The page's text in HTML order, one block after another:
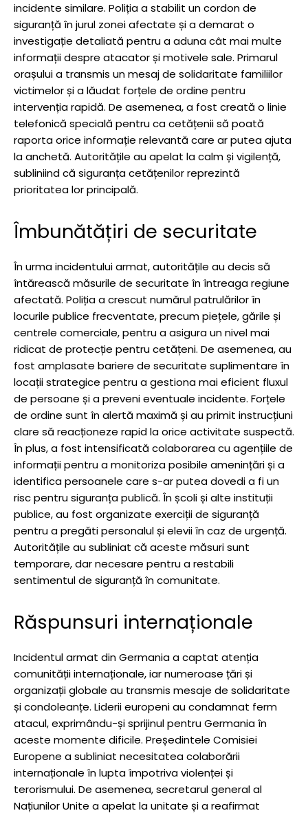
incidente similare. Poliția a stabilit un cordon de
siguranță în jurul zonei afectate și a demarat o
investigație detaliată pentru a aduna cât mai multe
informații despre atacator și motivele sale. Primarul
orașului a transmis un mesaj de solidaritate familiilor
victimelor și a lăudat forțele de ordine pentru
intervenția rapidă. De asemenea, a fost creată o linie
telefonică specială pentru ca cetățenii să poată
raporta orice informație relevantă care ar putea ajuta
la anchetă. Autoritățile au apelat la calm și vigilență,
subliniind că siguranța cetățenilor reprezintă
prioritatea lor principală.
Îmbunătățiri de securitate
În urma incidentului armat, autoritățile au decis să
întărească măsurile de securitate în întreaga regiune
afectată. Poliția a crescut numărul patrulărilor în
locurile publice frecventate, precum piețele, gările și
centrele comerciale, pentru a asigura un nivel mai
ridicat de protecție pentru cetățeni. De asemenea, au
fost amplasate bariere de securitate suplimentare în
locații strategice pentru a gestiona mai eficient fluxul
de persoane și a preveni eventuale incidente. Forțele
de ordine sunt în alertă maximă și au primit instrucțiuni
clare să reacționeze rapid la orice activitate suspectă.
În plus, a fost intensificată colaborarea cu agențiile de
informații pentru a monitoriza posibile amenințări și a
identifica persoanele care s-ar putea dovedi a fi un
risc pentru siguranța publică. În școli și alte instituții
publice, au fost organizate exerciții de siguranță
pentru a pregăti personalul și elevii în caz de urgență.
Autoritățile au subliniat că aceste măsuri sunt
temporare, dar necesare pentru a restabili
sentimentul de siguranță în comunitate.
Răspunsuri internaționale
Incidentul armat din Germania a captat atenția
comunității internaționale, iar numeroase țări și
organizații globale au transmis mesaje de solidaritate
și condoleanțe. Liderii europeni au condamnat ferm
atacul, exprimându-și sprijinul pentru Germania în
aceste momente dificile. Președintele Comisiei
Europene a subliniat necesitatea colaborării
internaționale în lupta împotriva violenței și
terorismului. De asemenea, secretarul general al
Națiunilor Unite a apelat la unitate și a reafirmat